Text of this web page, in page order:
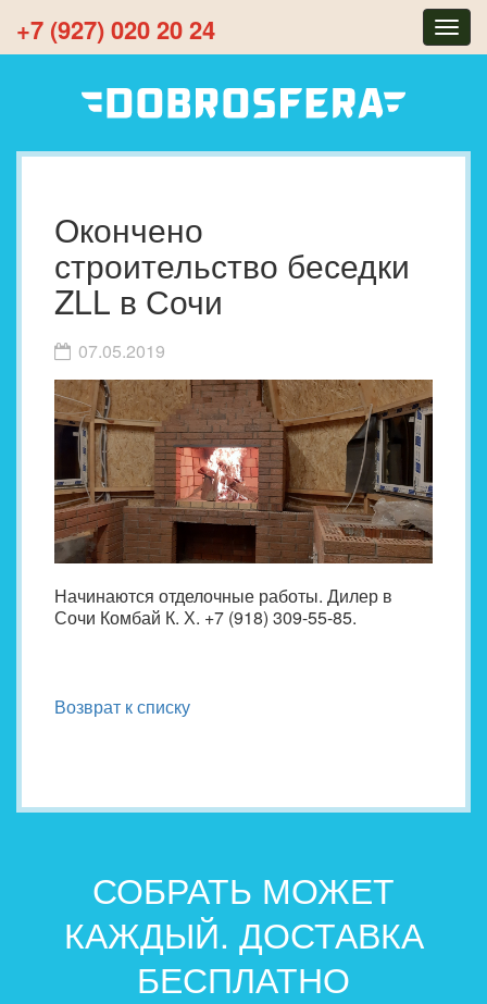
+7 (927) 020 20 24
Окончено
строительство беседки
ZLL в Сочи
07.05.2019
Начинаются отделочные работы. Дилер в
Сочи Комбай К. Х. +7 (918) 309-55-85.
Возврат к списку
СОБРАТЬ МОЖЕТ
КАЖДЫЙ. ДОСТАВКА
БЕСПЛАТНО